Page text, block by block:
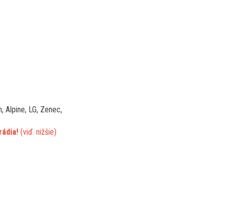
Alpine, LG, Zenec,
(viď. nižšie)